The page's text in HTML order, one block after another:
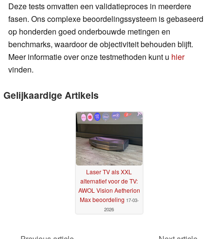
Deze tests omvatten een validatieproces in meerdere
fasen. Ons complexe beoordelingssysteem is gebaseerd
op honderden goed onderbouwde metingen en
benchmarks, waardoor de objectiviteit behouden blijft.
Meer informatie over onze testmethoden kunt u hier
vinden.
Gelijkaardige Artikels
Laser TV als XXL
alternatief voor de TV:
AWOL Vision Aetherion
Max beoordeling 17-03-
2026